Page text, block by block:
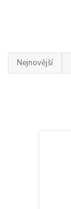
Nejnovější